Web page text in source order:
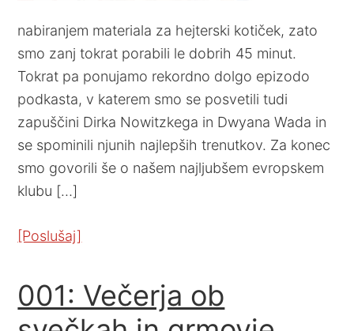
nabiranjem materiala za hejterski kotiček, zato
smo zanj tokrat porabili le dobrih 45 minut.
Tokrat pa ponujamo rekordno dolgo epizodo
podkasta, v katerem smo se posvetili tudi
zapuščini Dirka Nowitzkega in Dwyana Wada in
se spominili njunih najlepših trenutkov. Za konec
smo govorili še o našem najljubšem evropskem
klubu […]
[Poslušaj]
001: Večerja ob